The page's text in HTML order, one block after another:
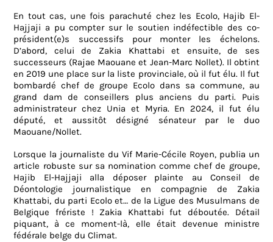
En tout cas, une fois parachuté chez les Ecolo, Hajib El-
Hajjaji a pu compter sur le soutien indéfectible des co-
président(e)s successifs pour monter les échelons.
D’abord, celui de Zakia Khattabi et ensuite, de ses
successeurs (Rajae Maouane et Jean-Marc Nollet). Il obtint
en 2019 une place sur la liste provinciale, où il fut élu. Il fut
bombardé chef de groupe Ecolo dans sa commune, au
grand dam de conseillers plus anciens du parti. Puis
administrateur chez Unia et Myria. En 2024, il fut élu
député, et aussitôt désigné sénateur par le duo
Maouane/Nollet.
Lorsque la journaliste du Vif Marie-Cécile Royen, publia un
article robuste sur sa nomination comme chef de groupe,
Hajib El-Hajjaji alla déposer plainte au Conseil de
Déontologie journalistique en compagnie de Zakia
Khattabi, du parti Ecolo et… de la Ligue des Musulmans de
Belgique frériste ! Zakia Khattabi fut déboutée. Détail
piquant, à ce moment-là, elle était devenue ministre
fédérale belge du Climat.